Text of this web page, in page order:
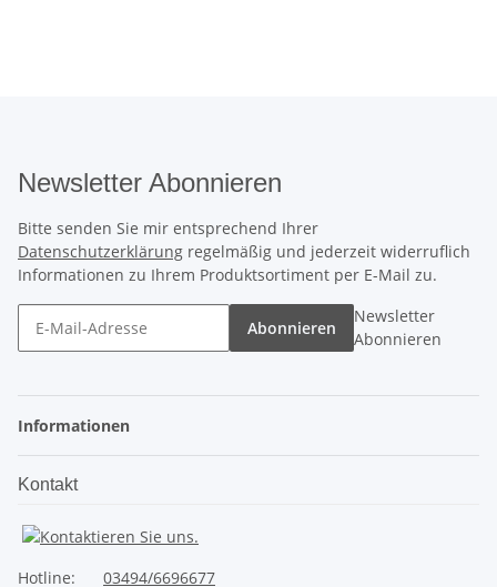
Newsletter Abonnieren
Bitte senden Sie mir entsprechend Ihrer
Datenschutzerklärung regelmäßig und jederzeit widerruflich
Informationen zu Ihrem Produktsortiment per E-Mail zu.
Abonnieren
Newsletter
Abonnieren
Informationen
Kontakt
Hotline: 03494/6696677